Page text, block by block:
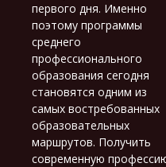
первого дня. Именно
поэтому программы
среднего
профессионального
образования сегодня
становятся одним из
самых востребованных
образовательных
маршрутов. Получить
современную